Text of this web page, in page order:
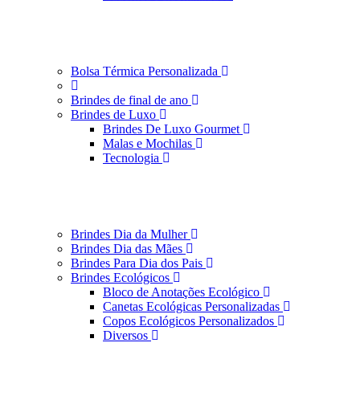
Bolsa Térmica Personalizada
Brindes de final de ano
Brindes de Luxo
Brindes De Luxo Gourmet
Malas e Mochilas
Tecnologia
Brindes Dia da Mulher
Brindes Dia das Mães
Brindes Para Dia dos Pais
Brindes Ecológicos
Bloco de Anotações Ecológico
Canetas Ecológicas Personalizadas
Copos Ecológicos Personalizados
Diversos